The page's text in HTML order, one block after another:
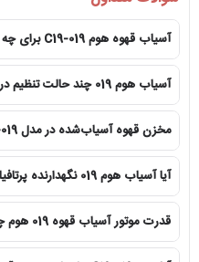
مشخصه
توان موتور
ظرفیت هاپر
تنظیم درجه
آسیاب قهوه هوم C19-019 برای چه کسانی مناسب است؟
آسیاب هوم 019 چند حالت تنظیم درجه دارد؟
مخزن قهوه آسیاب‌شده در مدل C19-019 چه کاربردی دارد؟
آیا آسیاب هوم 019 نگهدارنده پرتافیلتر دارد؟
قدرت موتور آسیاب قهوه 019 هوم چند وات است؟